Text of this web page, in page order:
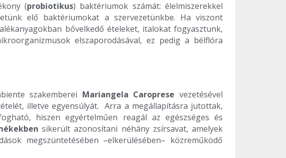
(probiotikus) baktériumok számát: élelmiszerekkel
elő baktériumokat a szervezetünkbe. Ha viszont
bővelkedő ételeket, italokat fogyasztunk,
elszaporodásával, ez pedig a bélflóra
szakemberei Mariangela Caroprese vezetésével
illetve egyensúlyát. Arra a megállapításra jutottak,
hiszen egyértelműen reagál az egészséges és
sikerült azonosítani néhány zsírsavat, amelyek
megszüntetésében –elkerülésében– közreműködő